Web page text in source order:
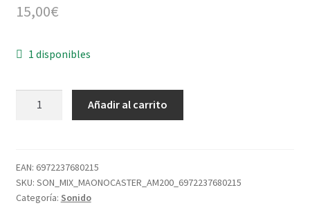
AZ Quileres
15,00€
1 disponibles
Añadir al carrito
EAN: 6972237680215
SKU: SON_MIX_MAONOCASTER_AM200_6972237680215
Categoría: Sonido